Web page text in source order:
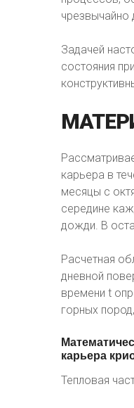
Задачей
состояния
карьера в
месяцы с
середине
дожди. В
Расчетная
дневной
времени t
горных
карьера
Тепловая